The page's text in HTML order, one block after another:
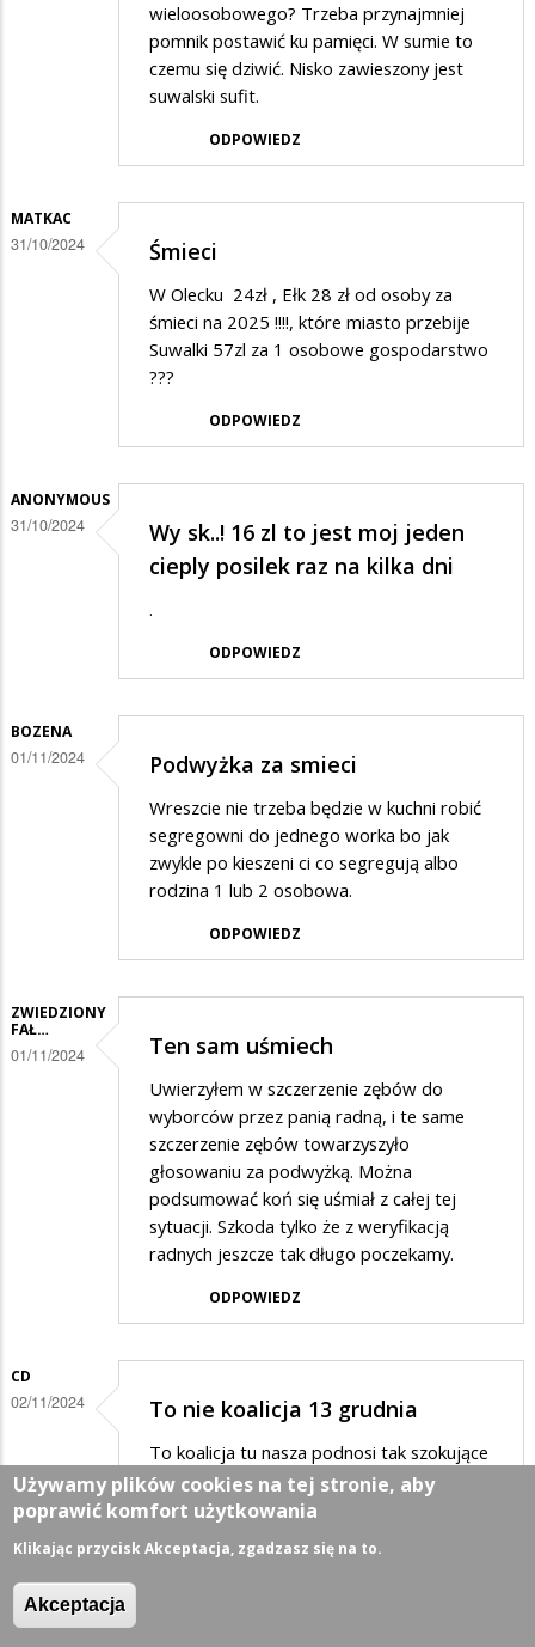
wieloosobowego? Trzeba przynajmniej
pomnik postawić ku pamięci. W sumie to
czemu się dziwić. Nisko zawieszony jest
suwalski sufit.
ODPOWIEDZ
MATKAC
31/10/2024 Śmieci
W Olecku 24zł , Ełk 28 zł od osoby za
śmieci na 2025 !!!!, które miasto przebije
Suwalki 57zl za 1 osobowe gospodarstwo
???
ODPOWIEDZ
ANONYMOUS
31/10/2024
Wy sk..! 16 zl to jest moj jeden
cieply posilek raz na kilka dni
.
ODPOWIEDZ
BOZENA
01/11/2024 Podwyżka za smieci
Wreszcie nie trzeba będzie w kuchni robić
segregowni do jednego worka bo jak
zwykle po kieszeni ci co segregują albo
rodzina 1 lub 2 osobowa.
ODPOWIEDZ
ZWIEDZIONY
FAŁ…
01/11/2024 Ten sam uśmiech
Uwierzyłem w szczerzenie zębów do
wyborców przez panią radną, i te same
szczerzenie zębów towarzyszyło
głosowaniu za podwyżką. Można
podsumować koń się uśmiał z całej tej
sytuacji. Szkoda tylko że z weryfikacją
radnych jeszcze tak długo poczekamy.
ODPOWIEDZ
CD
02/11/2024 To nie koalicja 13 grudnia
To koalicja tu nasza podnosi tak szokujące
ceny śmieci
ODPOWIEDZ
MIESZKANIEC
02/11/2024
Używamy plików cookies na tej stronie, aby
poprawić komfort użytkowania
Klikając przycisk Akceptacja, zgadzasz się na to.
Akceptacja